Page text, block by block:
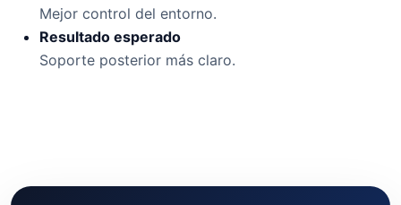
Mejor control del entorno.
Resultado esperado
Soporte posterior más claro.